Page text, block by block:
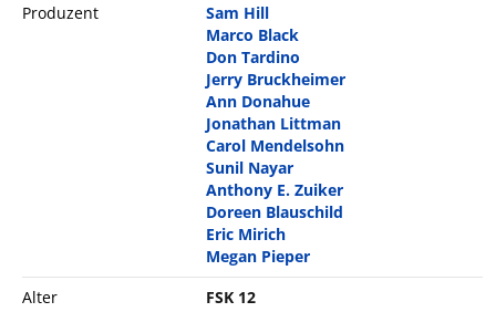
Produzent
Sam Hill
Marco Black
Don Tardino
Jerry Bruckheimer
Ann Donahue
Jonathan Littman
Carol Mendelsohn
Sunil Nayar
Anthony E. Zuiker
Doreen Blauschild
Eric Mirich
Megan Pieper
Alter
FSK 12